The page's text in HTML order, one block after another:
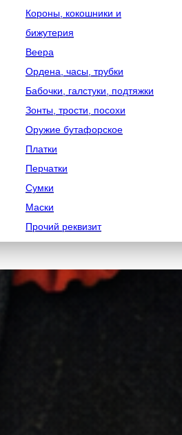
Короны, кокошники и
бижутерия
Веера
Ордена, часы, трубки
Бабочки, галстуки, подтяжки
Зонты, трости, посохи
Оружие бутафорское
Платки
Перчатки
Сумки
Маски
Прочий реквизит